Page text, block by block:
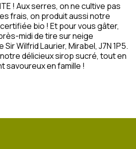
! Aux serres, on ne cultive pas
frais, on produit aussi notre
bio ! Et pour vous gâter,
midi de tire sur neige
Sir Wilfrid Laurier, Mirabel, J7N 1P5.
délicieux sirop sucré, tout en
savoureux en famille !